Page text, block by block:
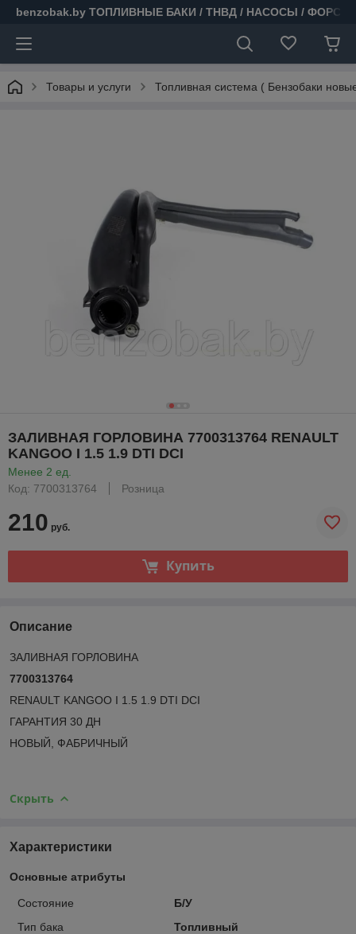
benzobak.by ТОПЛИВНЫЕ БАКИ / ТНВД / НАСОСЫ /
Товары и услуги Топливная система ( Бензобаки
ЗАЛИВНАЯ ГОРЛОВИНА 7700313764 RENAULT
KANGOO I 1.5 1.9 DTI DCI
Менее 2 ед.
Код: 7700313764
Розница
210 руб.
Купить
Описание
ЗАЛИВНАЯ ГОРЛОВИНА
7700313764
RENAULT KANGOO I 1.5 1.9 DTI DCI
ГАРАНТИЯ 30 ДН
НОВЫЙ, ФАБРИЧНЫЙ
Скрыть
Характеристики
Основные атрибуты
Состояние
Б/У
Тип бака
Топливный